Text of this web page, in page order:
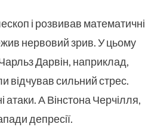
і розвивав математичні
нервовий зрив. У цьому
Дарвін, наприклад,
відчував сильний стрес.
атаки. А Вінстона Черчілля,
депресії.